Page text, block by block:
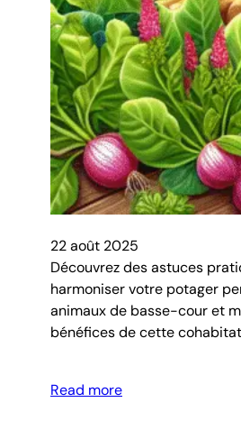
22 août 2025
Découvrez des astuces
harmoniser votre potager
animaux de basse-cour et
bénéfices de cette
Read more